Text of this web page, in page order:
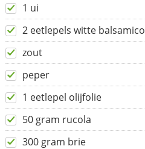
1 ui
2 eetlepels witte balsamico
zout
peper
1 eetlepel olijfolie
50 gram rucola
300 gram brie